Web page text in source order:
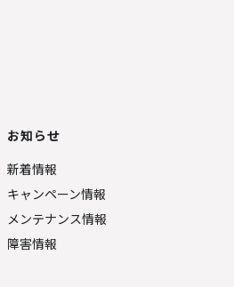
お知らせ
新着情報
キャンペーン情報
メンテナンス情報
障害情報